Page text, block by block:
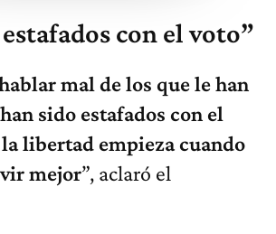
con el voto”
mal de los que le han
sido estafados con el
libertad empieza cuando
mejor”, aclaró el